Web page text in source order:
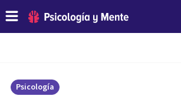
Psicología